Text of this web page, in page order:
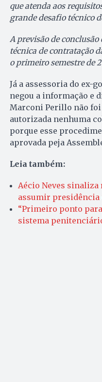
que atenda aos
grande desafio técnico
A previsão de
técnica de contratação
o primeiro semestre de
Já a assessoria do ex-
negou a informação e
Marconi Perillo não foi
autorizada nenhuma
porque esse
aprovada peja
Leia também:
Aécio Neves
assumir presidência
“Primeiro ponto
sistema